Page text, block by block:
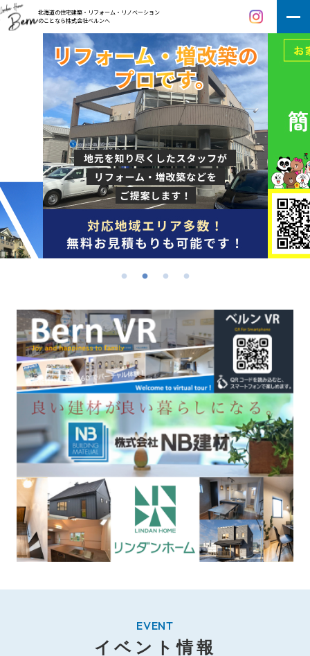
北海道の住宅建築・リフォーム・リノベーション
のことなら株式会社ベルンへ
EVENT
イベント情報